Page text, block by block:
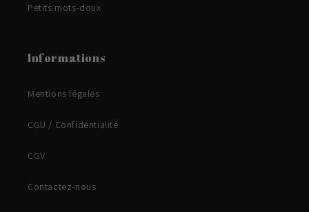
Petits mots-doux
Informations
Mentions légales
CGU / Confidentialité
CGV
Contactez-nous